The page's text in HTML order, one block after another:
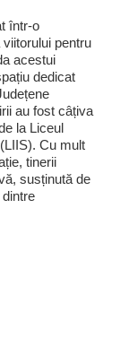
într-o
pentru
acestui
dedicat
au fost câțiva
la Liceul
Cu mult
tinerii
susținută de